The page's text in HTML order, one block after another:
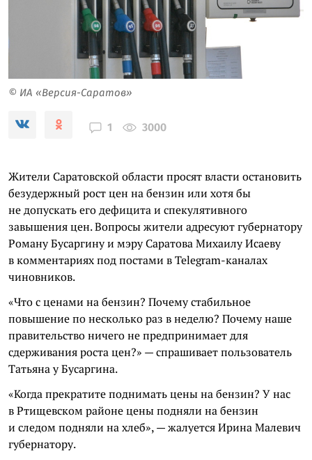
© ИА «Версия-Саратов»
1 3000
Жители Саратовской области просят власти остановить
безудержный рост цен на бензин или хотя бы
не допускать его дефицита и спекулятивного
завышения цен. Вопросы жители адресуют губернатору
Роману Бусаргину и мэру Саратова Михаилу Исаеву
в комментариях под постами в Telegram-каналах
чиновников.
«Что с ценами на бензин? Почему стабильное
повышение по несколько раз в неделю? Почему наше
правительство ничего не предпринимает для
сдерживания роста цен?» — спрашивает пользователь
Татьяна у Бусаргина.
«Когда прекратите поднимать цены на бензин? У нас
в Ртищевском районе цены подняли на бензин
и следом подняли на хлеб», — жалуется Ирина Малевич
губернатору.